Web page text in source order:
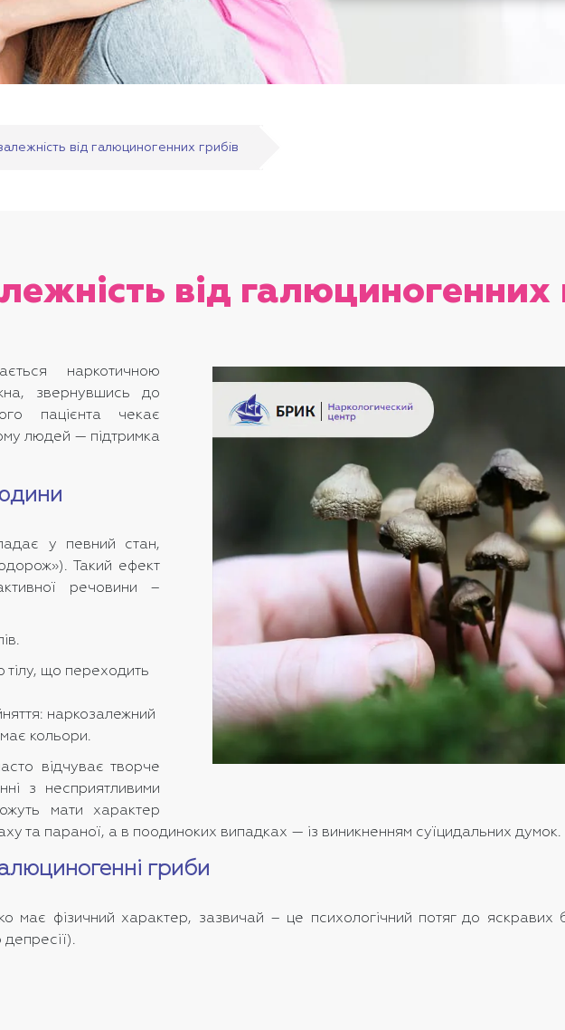
від галюциногенних грибів
від галюциногенних
наркотичною
звернувшись до
пацієнта чекає
людей — підтримка
у певний стан,
Такий ефект
речовини –
тілу, що переходить
наркозалежний
кольори.
відчуває творче
з несприятливими
мати характер
та параної, а в поодиноких випадках — із виникненням суїцидальних думок.
гриби
має фізичний характер, зазвичай – це психологічний потяг до
депресії).